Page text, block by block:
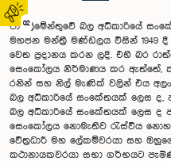
02
පාර්ලි‌මේන්තු‌වේ බල අධිකාරියේ
මහජන මන්ත්‍රී මණ්ඩලය විසින් 1949
‌වෙත ප්‍රදානය කරන ලදි. එහි බර
‌සෙං‌කෝලය නිර්මාණය කර ඇත්‌තේ,
රනින් සහ නිල් මැණික් වලින් එය
බල අධිකාරි‌යේ සං‌කේතයක් ‌ලෙස ද,
බල අධිකාරි‌යේ සං‌කේතයක් ‌ලෙස ද
සෙං‌කෝලය ‌නොමැතිව රැස්විය
‌වේත්‍රධාරී මහ ‌ලේකම්වරයා සහ
කථානායකවරයා සභා ගර්භයට